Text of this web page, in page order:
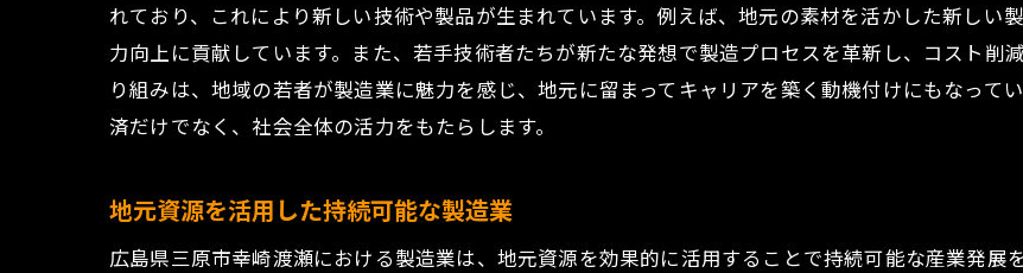
れており、これにより新しい技術や製品が生まれています。例えば、地元の素材を活かした新しい
力向上に貢献しています。また、若手技術者たちが新たな発想で製造プロセスを革新し、コスト削
り組みは、地域の若者が製造業に魅力を感じ、地元に留まってキャリアを築く動機付けにもなって
済だけでなく、社会全体の活力をもたらします。
地元資源を活用した持続可能な製造業
広島県三原市幸崎渡瀬における製造業は、地元資源を効果的に活用することで持続可能な産業発展